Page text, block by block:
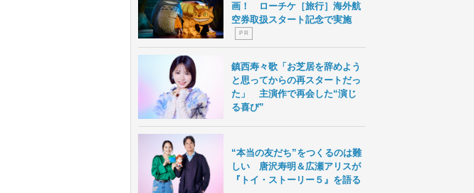
画！ ローチケ［旅行］海外航
空券取扱スタート記念で実施
P R
鎮西寿々歌「お芝居を辞めよう
と思ってからの再スタートだっ
た」 主演作で再会した“演じ
る喜び”
“本当の友だち”をつくるのは難
しい 唐沢寿明＆広瀬アリスが
『トイ・ストーリー５』を語る